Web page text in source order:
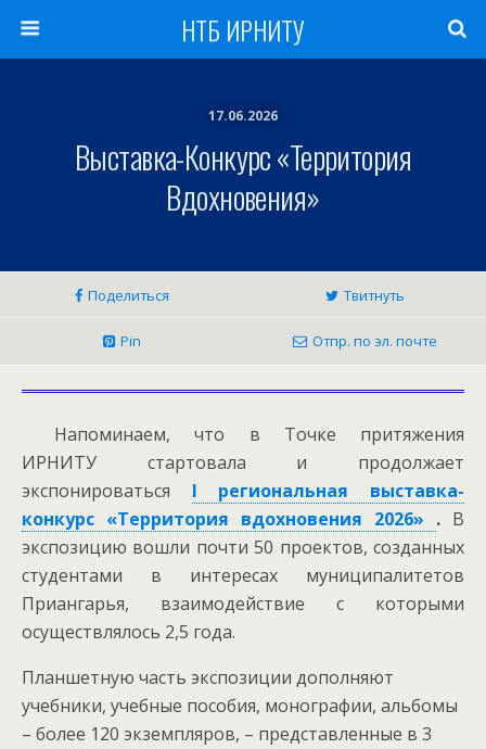
НТБ ИРНИТУ
17.06.2026
Выставка-Конкурс «Территория
Вдохновения»
Поделиться Твитнуть
Pin Отпр. по эл. почте
Напоминаем, что в Точке притяжения
ИРНИТУ стартовала и продолжает
экспонироваться I региональная
выставка-
конкурс «Территория вдохновения 2026» . В
экспозицию вошли почти 50 проектов, созданных
студентами в интересах муниципалитетов
Приангарья, взаимодействие с которыми
осуществлялось 2,5 года.
Планшетную часть экспозиции дополняют
учебники, учебные пособия, монографии, альбомы
– более 120 экземпляров, – представленные в 3